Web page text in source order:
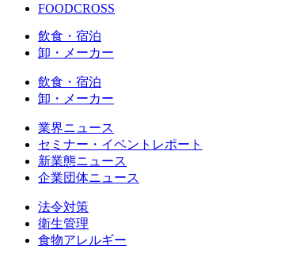
FOODCROSS
飲食・宿泊
卸・メーカー
飲食・宿泊
卸・メーカー
業界ニュース
セミナー・イベントレポート
新業態ニュース
企業団体ニュース
法令対策
衛生管理
食物アレルギー